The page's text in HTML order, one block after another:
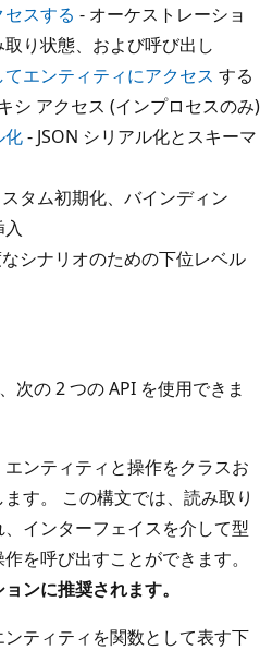
スする - オーケストレーショ
り状態、および呼び出し
エンティティにアクセス する
シ アクセス (インプロセスのみ)
化- JSON シリアル化とスキーマ
タム初期化、バインディン
シナリオのための下位レベル
次の 2 つの API を使用できま
エンティティと操作をクラスお
す。 この構文では、読み取り
インターフェイスを介して型
を呼び出すことができます。
ンに推奨されます。
ンティティを関数として表す下